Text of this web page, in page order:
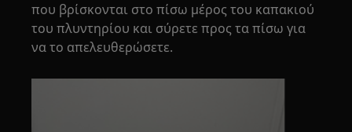
που βρίσκονται στο πίσω μέρος του καπακιού
του πλυντηρίου και σύρετε προς τα πίσω για
να το απελευθερώσετε.